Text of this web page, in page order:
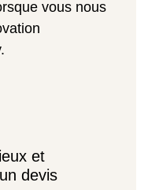
vous nous
et
devis